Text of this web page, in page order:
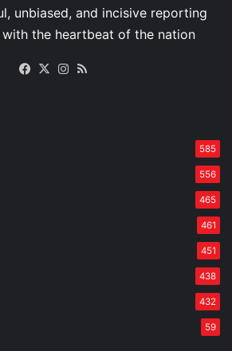
Facebook
X Instagram
585
556
465
461
451
438
432
59